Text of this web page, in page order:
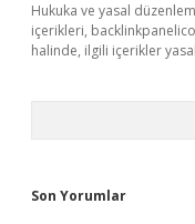
Hukuka ve yasal
içerikleri,
halinde, ilgili içerikler
Son Yorumlar